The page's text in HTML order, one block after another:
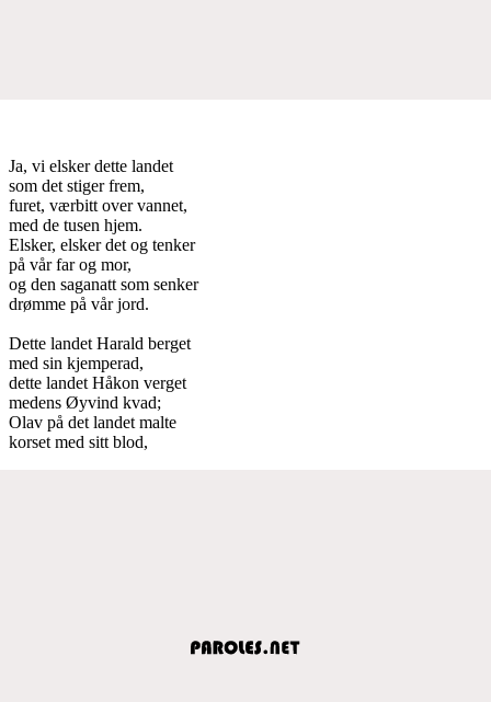
Ja, vi elsker dette landet
som det stiger frem,
furet, værbitt over vannet,
med de tusen hjem.
Elsker, elsker det og tenker
på vår far og mor,
og den saganatt som senker
drømme på vår jord.
Dette landet Harald berget
med sin kjemperad,
dette landet Håkon verget
medens Øyvind kvad;
Olav på det landet malte
korset med sitt blod,